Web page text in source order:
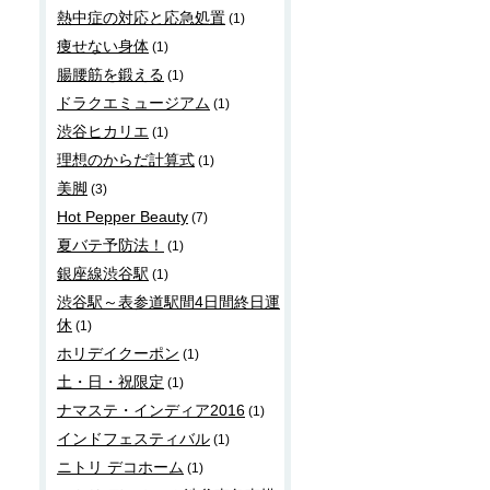
熱中症の対応と応急処置 (1)
痩せない身体 (1)
腸腰筋を鍛える (1)
ドラクエミュージアム (1)
渋谷ヒカリエ (1)
理想のからだ計算式 (1)
美脚 (3)
Hot Pepper Beauty (7)
夏バテ予防法！ (1)
銀座線渋谷駅 (1)
渋谷駅～表参道駅間4日間終日運
休 (1)
ホリデイクーポン (1)
土・日・祝限定 (1)
ナマステ・インディア2016 (1)
インドフェスティバル (1)
ニトリ デコホーム (1)